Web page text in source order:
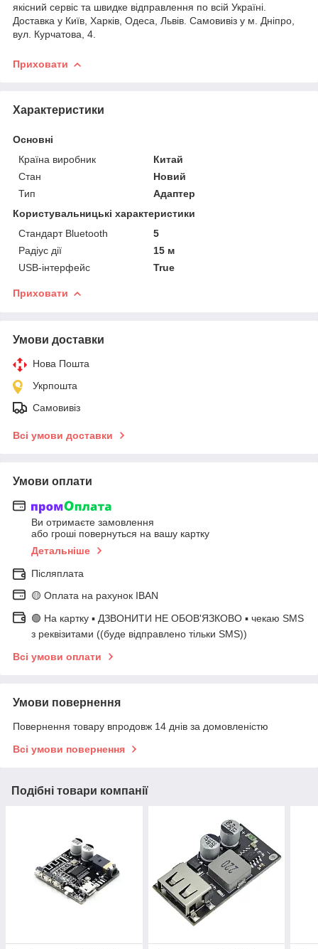
якісний сервіс та швидке відправлення по всій Україні.
Доставка у Київ, Харків, Одеса, Львів. Самовивіз у м. Дніпро,
вул. Курчатова, 4.
Приховати
Характеристики
Основні
Країна виробник
Китай
Стан
Новий
Тип
Адаптер
Користувальницькі характеристики
Стандарт Bluetooth
5
Радіус дії
15 м
USB-інтерфейс
True
Приховати
Умови доставки
Нова Пошта
Укрпошта
Самовивіз
Всі умови доставки
Умови оплати
Ви отримаєте замовлення
або гроші повернуться на вашу картку
Детальніше
Післяплата
🟡 Оплата на рахунок IBAN
🟢 На картку ▪️ ДЗВОНИТИ НЕ ОБОВ'ЯЗКОВО ▪️ чекаю SMS
з реквізитами ((буде відправлено тільки SMS))
Всі умови оплати
Умови повернення
Повернення товару впродовж 14 днів за домовленістю
Всі умови повернення
Подібні товари компанії